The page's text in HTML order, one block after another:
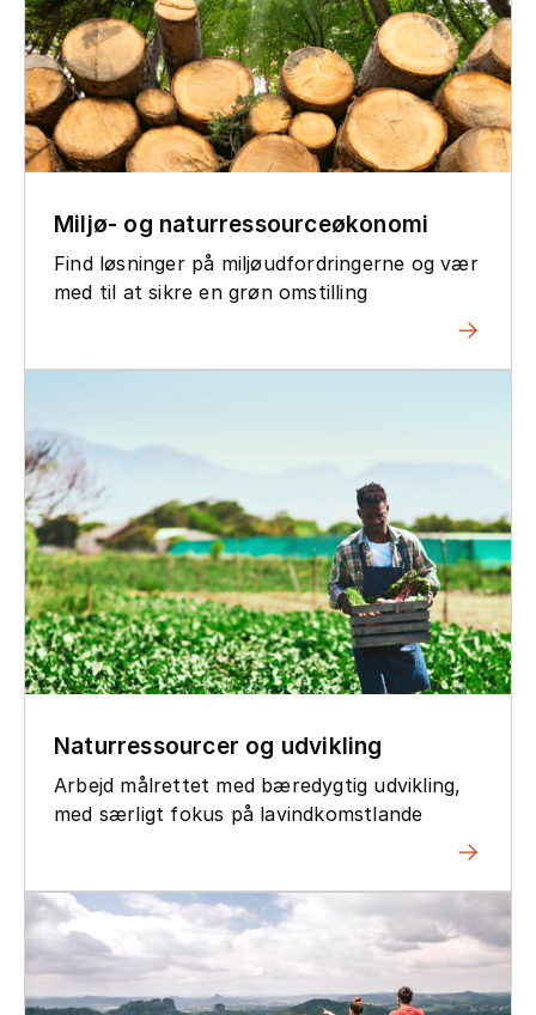
Miljø- og naturressourceøkonomi
Find løsninger på miljøudfordringerne og vær
med til at sikre en grøn omstilling
Naturressourcer og udvikling
Arbejd målrettet med bæredygtig udvikling,
med særligt fokus på lavindkomstlande